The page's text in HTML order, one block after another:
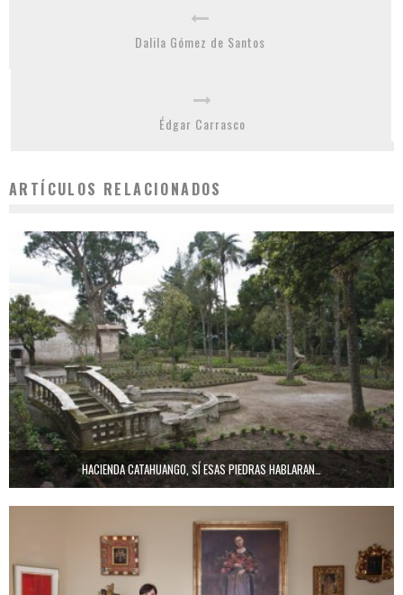
Dalila Gómez de Santos
Édgar Carrasco
ARTÍCULOS RELACIONADOS
HACIENDA CATAHUANGO, SÍ ESAS PIEDRAS HABLARAN…